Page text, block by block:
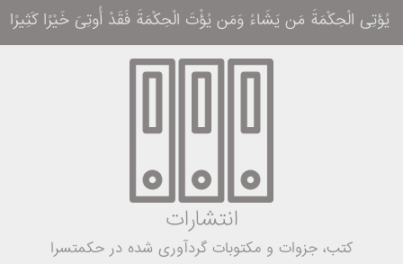
یُؤتِی الْحِکْمَةَ مَن یَشَاءُ وَمَن یُؤْتَ الْحِکْمَةَ فَقَدْ أُوتِیَ خَیْرًا کَثِیرًا وَمَا
انتشارات
کتب، جزوات و مکتوبات گردآوری شده در حکمتسرا